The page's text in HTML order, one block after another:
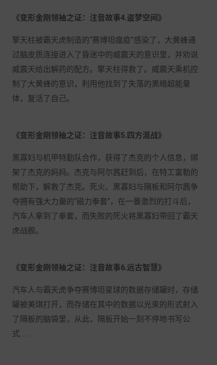
《变形金刚领袖之证：注音故事4.盗梦空间》
擎天柱被霸天虎制造的“赛博坦瘟疫”感染了，大黄蜂通
过脑皮质连接进入了昏迷中的威震天的意识里，并劝说
威震天给出解药的配方。擎天柱得救了。威震天乘机控
制了大黄蜂的意识，利用他找到了失落的黑暗超能量
体，复活了自己。
《变形金刚领袖之证：注音故事5.四方混战》
黑寡妇与机甲特勤队合作，获得了杰克的个人信息，绑
架了杰克的妈妈。杰克与阿尔茜赶到后，在特工富勒的
帮助下，解救了杰克。死火、黑寡妇与隔板和阿尔茜争
夺拥有强大力量的“磁力拳套“，在一番激烈的打斗后，
汽车人拿到了拳套，而失败的死火将黑寡妇带回了霸天
虎战舰。
《变形金刚领袖之证：注音故事6.远古智慧》
汽车人与霸天虎争夺赛博坦星球的数据存储罐时，存储
罐被美琪打开，而存储在其中的数据以光束的形式射入
了隔板的脑袋里，从此，隔板开始一刻不停地书写公
式……